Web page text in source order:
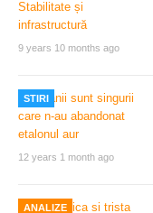
9 years 10 months ago
STIRI
12 years 1 month ago
ANALIZE